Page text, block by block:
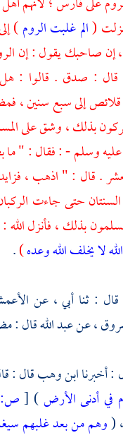
(الم غلبت الروم)
إن صاحبك يقول : إن
: صدق . قالوا :
قلائص إلى سبع سنين ،
بذلك ، وشق على
عليه وسلم - : فقال : "
. قال : " اذهب ،
حتى جاءت
بذلك ، فأنزل الله
لا يخلف الله وعده)
.
قال : ثنا أبي ، عن
،عنعبد اللهقال :
: أخبرناابن وهبقال :
في أدنى الأرض)
[ص:
(وهم من بعد غلبهم